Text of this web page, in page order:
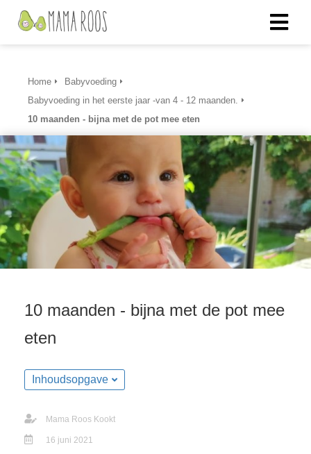
Home
Babyvoeding
Babyvoeding in het eerste jaar -van 4 - 12 maanden.
10 maanden - bijna met de pot mee eten
10 maanden - bijna met de pot mee
eten
Inhoudsopgave
Mama Roos Kookt
16 juni 2021